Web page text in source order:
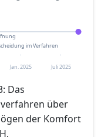
im Verfahren
Jan. 2025 Juli 2025
Das
über
der Komfort